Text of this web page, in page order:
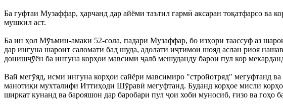
Ба гуфтаи Музаффар, ҳарчанд дар айёми таътил гармӣ аксаран тоқатфарсо ва
мушкил аст.
Ба ин ҳол Мӯъмин-амаки 52-сола, падари Музаффар, бо изҳори таассуф аз
дар ингуна шароит саломатӣ бад шуда, адолати иҷтимоӣ шояд аслан риоя
донишҷӯён ба ингуна корҳои мавсимӣ ҷалб мешуданду барои пул кор
Вай мегӯяд, исми ингуна корҳои сайёри мавсимиро "стройотряд" мегуфтанд
манотиқи мухталифи Иттиҳоди Шӯравӣ мегуфтанд. Буданд корҳое мисли
ширкат кунанд ва барояшон дар баробари пул ҷои хоби муносиб, ғизо ва гоҳо